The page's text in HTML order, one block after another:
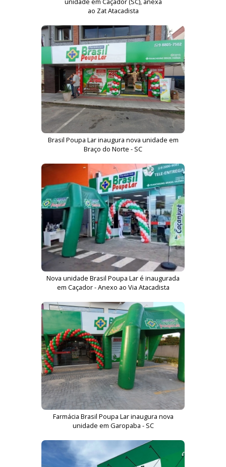
ao Zat Atacadista
Brasil Poupa Lar inaugura nova unidade em
Braço do Norte - SC
Nova unidade Brasil Poupa Lar é inaugurada
em Caçador - Anexo ao Via Atacadista
Farmácia Brasil Poupa Lar inaugura nova
unidade em Garopaba - SC